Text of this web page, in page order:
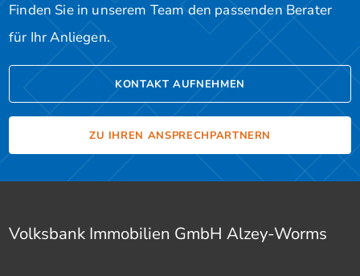
Finden Sie in unserem Team den passenden Berater
für Ihr Anliegen.
KONTAKT AUFNEHMEN
ZU IHREN ANSPRECHPARTNERN
Volksbank Immobilien GmbH Alzey-Worms